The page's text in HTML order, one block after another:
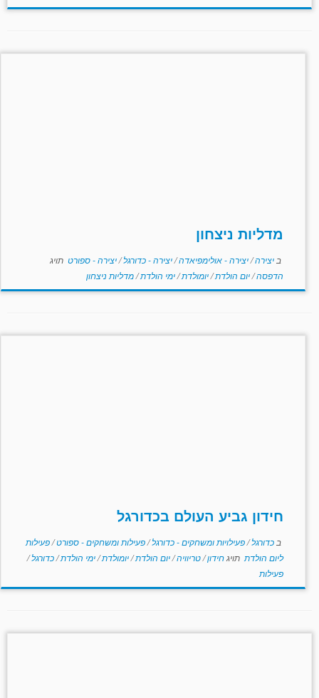
מדליות ניצחון
ב יצירה/יצירה - אולימפיאדה/יצירה - כדורגל/יצירה - ספורט תויג
הדפסה/יום הולדת/יומולדת/ימי הולדת/מדליות ניצחון
חידון גביע העולם בכדורגל
ב כדורגל/פעילויות ומשחקים - כדורגל/פעילות ומשחקים - ספורט/פעילות
ליום הולדת תויגחידון/טריוויה/יום הולדת/יומולדת/ימי הולדת/כדורגל/
פעילות